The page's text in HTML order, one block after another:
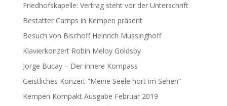
Friedhofskapelle: Vertrag steht vor der Unterschrift
Bestatter Camps in Kempen präsent
Besuch von Bischoff Heinrich Mussinghoff
Klavierkonzert Robin Meloy Goldsby
Jorge Bucay – Der innere Kompass
Geistliches Konzert “Meine Seele hört im Sehen“
Kempen Kompakt Ausgabe Februar 2019